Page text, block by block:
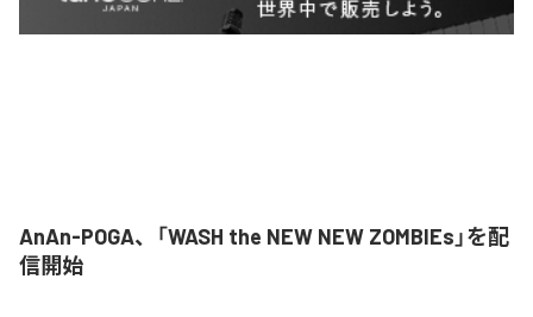
AnAn-POGA、「WASH the NEW NEW ZOMBIEs」を配
信開始